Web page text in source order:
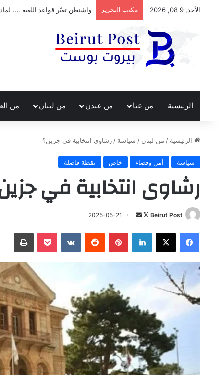
الأحد, 9 08, 2026 مكتب التحرير واشنطن تغيّر قواعد اللعبة ….
الرئيسية من عنا من عندن من لبنان من
الرئيسية / من لبنان / سياسة / رشاوى انتخابية في جزين؟
سياسة أمن وقضاء خاص نقطة فاصلة
رشاوى انتخابية في
Beirut Post
تابع
X
أرسل
إلكترونيا
2025-05-21
فيسبوك ‫X لينكدإن بينتيريست
‏Reddit
‏VKontakte
‫Pocket طباعة